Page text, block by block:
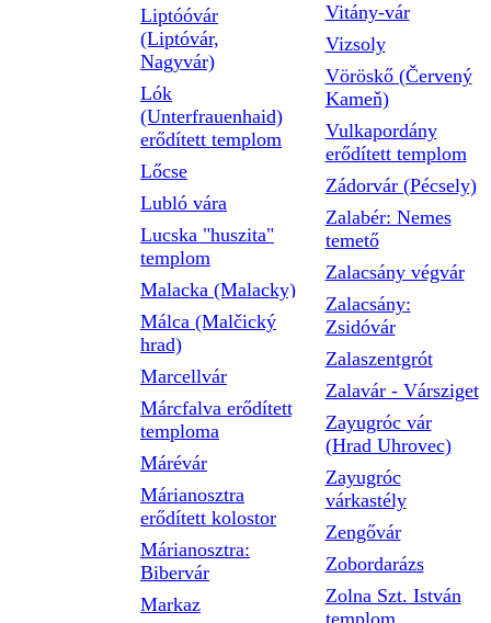
Liptóóvár
(Liptóvár,
Nagyvár)
Lók
(Unterfrauenhaid)
erődített templom
Lőcse
Lubló vára
Lucska "huszita"
templom
Malacka (Malacky)
Málca (Malčický
hrad)
Marcellvár
Márcfalva erődített
temploma
Márévár
Márianosztra
erődített kolostor
Márianosztra:
Bibervár
Markaz
Vitány-vár
Vizsoly
Vöröskő (Červený
Kameň)
Vulkapordány
erődített templom
Zádorvár (Pécsely)
Zalabér: Nemes
temető
Zalacsány végvár
Zalacsány:
Zsidóvár
Zalaszentgrót
Zalavár - Vársziget
Zayugróc vár
(Hrad Uhrovec)
Zayugróc
várkastély
Zengővár
Zobordarázs
Zolna Szt. István